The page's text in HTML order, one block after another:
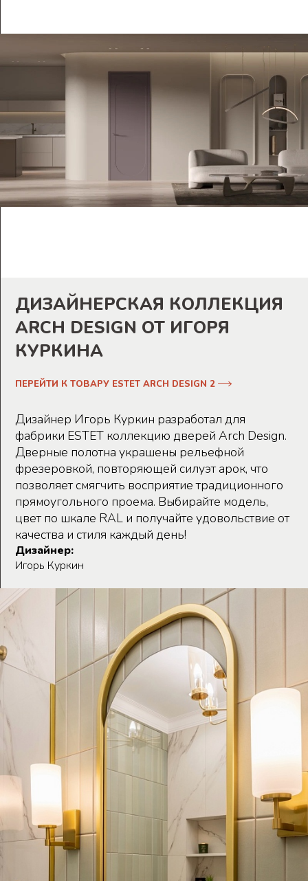
ДИЗАЙНЕРСКАЯ КОЛЛЕКЦИЯ
ARCH DESIGN ОТ ИГОРЯ
КУРКИНА
ПЕРЕЙТИ К ТОВАРУ ESTET ARCH DESIGN 2
Дизайнер Игорь Куркин разработал для
фабрики ESTET коллекцию дверей Arch Design.
Дверные полотна украшены рельефной
фрезеровкой, повторяющей силуэт арок, что
позволяет смягчить восприятие традиционного
прямоугольного проема. Выбирайте модель,
цвет по шкале RAL и получайте удовольствие от
качества и стиля каждый день!
Дизайнер:
Игорь Куркин